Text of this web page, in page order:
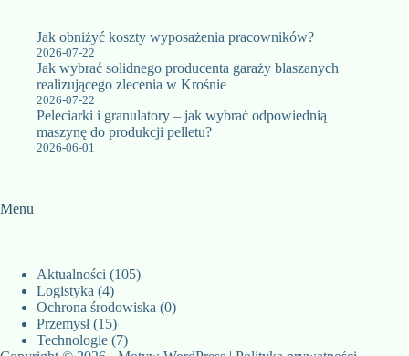
Jak obniżyć koszty wyposażenia pracowników?
2026-07-22
Jak wybrać solidnego producenta garaży blaszanych
realizującego zlecenia w Krośnie
2026-07-22
Peleciarki i granulatory – jak wybrać odpowiednią
maszynę do produkcji pelletu?
2026-06-01
Menu
Aktualności (105)
Logistyka (4)
Ochrona środowiska (0)
Przemysł(15)
Technologie (7)